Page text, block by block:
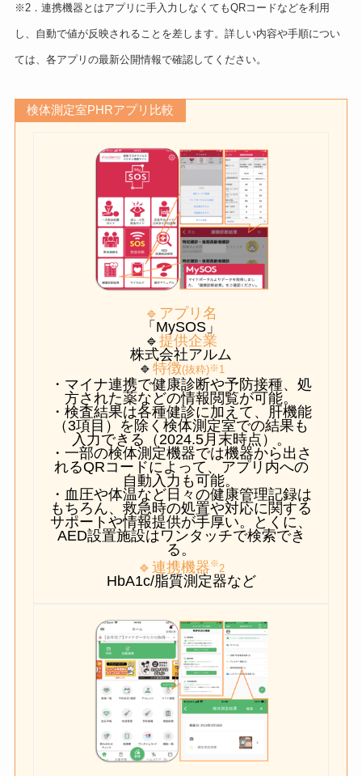
※2．連携機器とはアプリに手入力しなくてもQRコードなどを利用
し、自動で値が反映されることを差します。詳しい内容や手順につい
ては、各アプリの最新公開情報で確認してください。
検体測定室PHRアプリ比較
🔹アプリ名
「MySOS」
🔹 提供企業
株式会社アルム
🔹 特徴(抜粋)※1
・マイナ連携で健康診断や予防接種、処
方された薬などの情報閲覧が可能。
・検査結果は各種健診に加えて、肝機能
（3項目）を除く検体測定室での結果も
入力できる（2024.5月末時点）。
・一部の検体測定機器では機器から出さ
れるQRコードによって、アプリ内への
自動入力も可能。
・血圧や体温など日々の健康管理記録は
もちろん、救急時の処置や対応に関する
サポートや情報提供が手厚い。とくに、
AED設置施設はワンタッチで検索でき
る。
🔹連携機器※2
HbA1c/脂質測定器など